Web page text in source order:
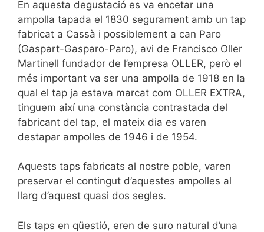
En aquesta degustació es va encetar una
ampolla tapada el 1830 segurament amb un tap
fabricat a Cassà i possiblement a can Paro
(Gaspart-Gasparo-Paro), avi de Francisco Oller
Martinell fundador de l’empresa OLLER, però el
més important va ser una ampolla de 1918 en la
qual el tap ja estava marcat com OLLER EXTRA,
tinguem així una constància contrastada del
fabricant del tap, el mateix dia es varen
destapar ampolles de 1946 i de 1954.
Aquests taps fabricats al nostre poble, varen
preservar el contingut d’aquestes ampolles al
llarg d’aquest quasi dos segles.
Els taps en qüestió, eren de suro natural d’una